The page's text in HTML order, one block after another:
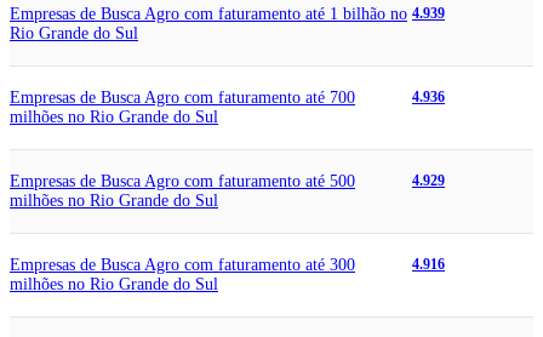
Empresas de Busca Agro com faturamento até 1 bilhão no
Rio Grande do Sul
4.939
Empresas de Busca Agro com faturamento até 700
milhões no Rio Grande do Sul
4.936
Empresas de Busca Agro com faturamento até 500
milhões no Rio Grande do Sul
4.929
Empresas de Busca Agro com faturamento até 300
milhões no Rio Grande do Sul
4.916